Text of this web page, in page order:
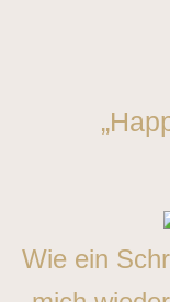
Wie ein